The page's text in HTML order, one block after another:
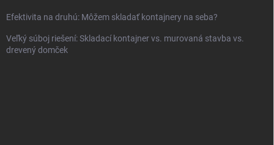
Efektivita na druhú: Môžem skladať kontajnery na seba?
Veľký súboj riešení: Skladací kontajner vs. murovaná stavba vs.
drevený domček